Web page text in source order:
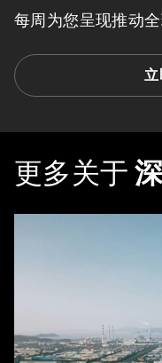
每周为您呈现推动
立
更多关于